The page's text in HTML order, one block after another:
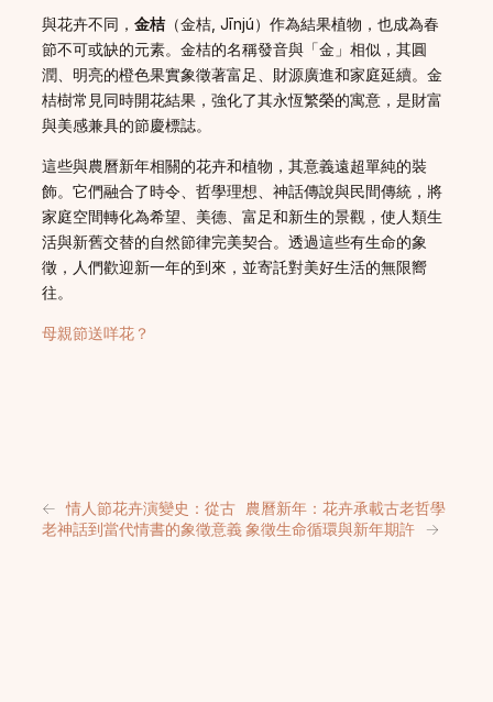
與花卉不同， 金桔（金桔, Jīnjú）作為結果植物，也成為春
節不可或缺的元素。金桔的名稱發音與「金」相似，其圓
潤、明亮的橙色果實象徵著富足、財源廣進和家庭延續。金
桔樹常見同時開花結果，強化了其永恆繁榮的寓意，是財富
與美感兼具的節慶標誌。
這些與農曆新年相關的花卉和植物，其意義遠超單純的裝
飾。它們融合了時令、哲學理想、神話傳說與民間傳統，將
家庭空間轉化為希望、美德、富足和新生的景觀，使人類生
活與新舊交替的自然節律完美契合。透過這些有生命的象
徵，人們歡迎新一年的到來，並寄託對美好生活的無限嚮
往。
母親節送咩花？
← 情人節花卉演變史：從古
老神話到當代情書的象徵意義
農曆新年：花卉承載古老哲學
象徵生命循環與新年期許
→